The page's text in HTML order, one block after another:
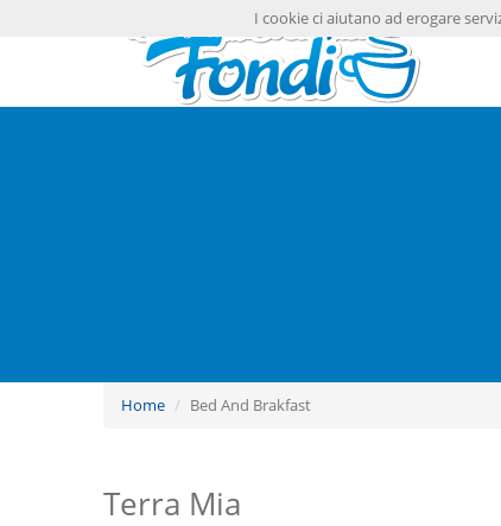
Home Bed And Brakfast
Terra Mia
I cookie ci aiutano ad erogare